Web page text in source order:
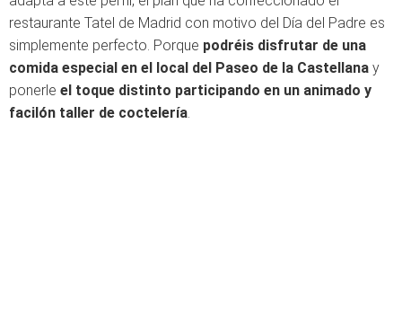
restaurante Tatel de Madrid con motivo del Día del Padre es
simplemente perfecto. Porque podréis disfrutar de una
comida especial en el local del Paseo de la Castellana y
ponerle el toque distinto participando en un animado y
facilón taller de coctelería.